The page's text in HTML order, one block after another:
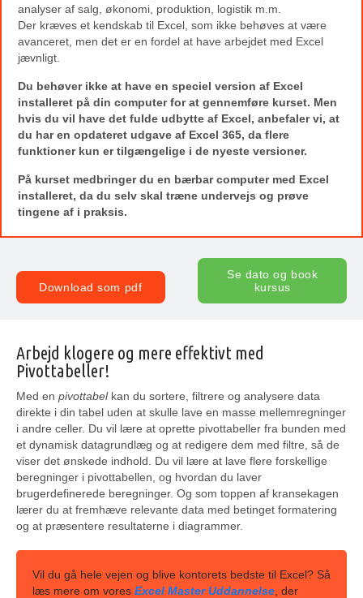
analyser af salg, økonomi, produktion, logistik m.m.
Der kræves et kendskab til Excel, som ikke behøves at være
avanceret, men det er en fordel at have arbejdet med Excel
jævnligt.
Du behøver ikke at have en speciel version af Excel
installeret på din computer for at gennemføre kurset. Men
hvis du vil have det fulde udbytte af Excel, anbefaler vi, at
du har en opdateret udgave af Excel 365, da flere
funktioner kun er tilgængelige i de nyeste versioner.
På kurset medbringer du en bærbar computer med Excel
installeret, da du selv skal træne undervejs og prøve
tingene af i praksis.
Download som pdf
Se dato og book
kursus
Arbejd klogere og mere effektivt med
Pivottabeller!
Med en pivottabelkan du sortere, filtrere og analysere data
direkte i din tabel uden at skulle lave en masse mellemregninger
i andre celler. Du vil lære at oprette pivottabeller fra bunden med
et dynamisk datagrundlæg og at redigere dem med filtre, så de
viser det ønskede indhold. Du vil lære at lave flere forskellige
beregninger i pivottabellen, og hvordan du laver
brugerdefinerede beregninger. Og som toppen af kransekagen
lærer du at fremhæve relevante data med betinget formatering
og at præsentere resultaterne i diagrammer.
Vil du gå hele vejen og blive kontorets bedste til Excel? Så
læs mere om vores Excel Master Uddannelse , der